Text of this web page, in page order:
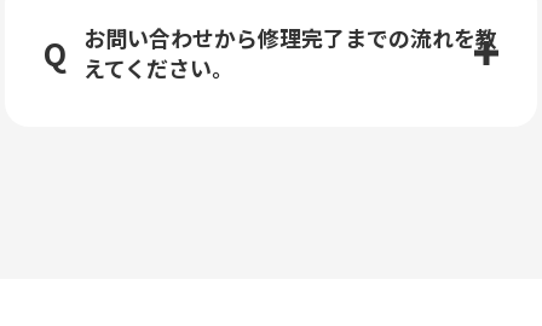
お問い合わせから修理完了までの流れを教
えてください。